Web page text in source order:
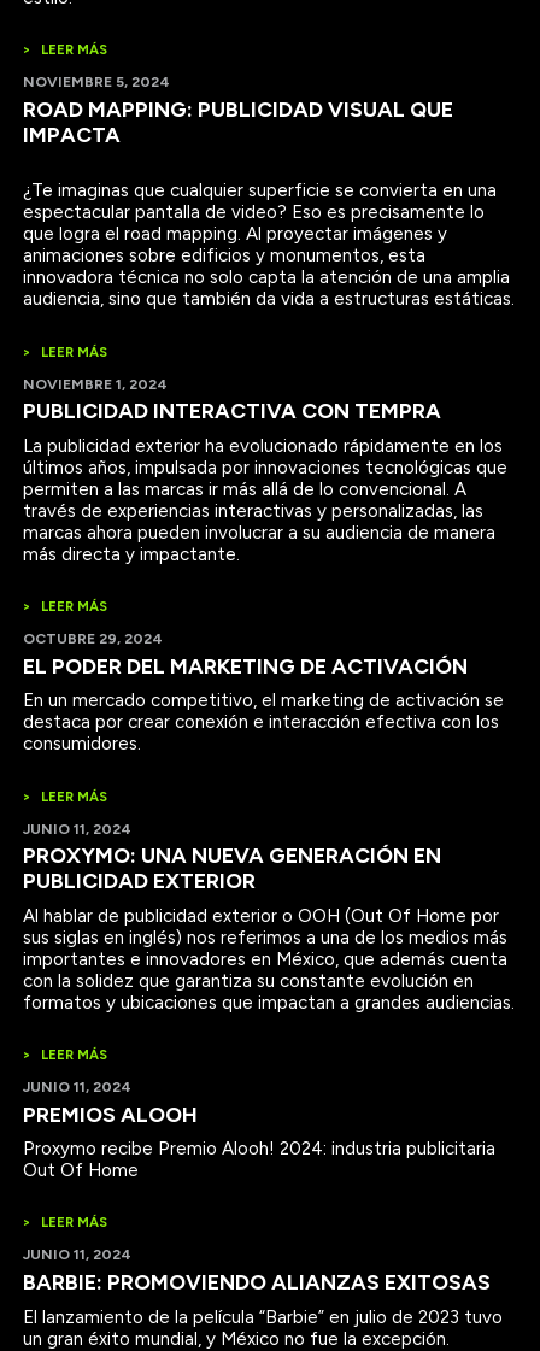
>
LEER MÁS
NOVIEMBRE 5, 2024
ROAD MAPPING: PUBLICIDAD VISUAL QUE
IMPACTA
¿Te imaginas que cualquier superficie se convierta en una
espectacular pantalla de video? Eso es precisamente lo
que logra el road mapping. Al proyectar imágenes y
animaciones sobre edificios y monumentos, esta
innovadora técnica no solo capta la atención de una amplia
>
LEER MÁS
NOVIEMBRE 1, 2024
PUBLICIDAD INTERACTIVA CON TEMPRA
La publicidad exterior ha evolucionado rápidamente en los
últimos años, impulsada por innovaciones tecnológicas que
permiten a las marcas ir más allá de lo convencional. A
través de experiencias interactivas y personalizadas, las
marcas ahora pueden involucrar a su audiencia de manera
más directa y impactante.
>
LEER MÁS
OCTUBRE 29, 2024
EL PODER DEL MARKETING DE ACTIVACIÓN
En un mercado competitivo, el marketing de activación se
destaca por crear conexión e interacción efectiva con los
consumidores.
>
LEER MÁS
JUNIO 11, 2024
PROXYMO: UNA NUEVA GENERACIÓN EN
PUBLICIDAD EXTERIOR
Al hablar de publicidad exterior o OOH (Out Of Home por
sus siglas en inglés) nos referimos a una de los medios más
importantes e innovadores en México, que además cuenta
con la solidez que garantiza su constante evolución en
formatos y ubicaciones que impactan a grandes audiencias.
>
LEER MÁS
JUNIO 11, 2024
PREMIOS ALOOH
Proxymo recibe Premio Alooh! 2024: industria publicitaria
Out Of Home
>
LEER MÁS
JUNIO 11, 2024
BARBIE: PROMOVIENDO ALIANZAS EXITOSAS
El lanzamiento de la película “Barbie” en julio de 2023 tuvo
un gran éxito mundial, y México no fue la excepción.